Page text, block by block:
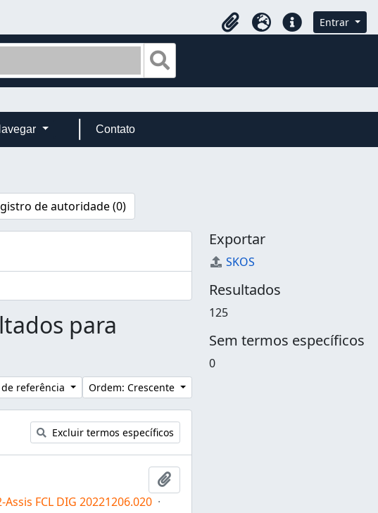
Área de Transferência
IdiomaAtalhos Entrar
Contato
de autoridade (0)
para
referência Ordem: Crescente
Excluir termos específicos
Adicionar a área de transferência
Assis FCL DIG 20221206.020 ·
Exportar
SKOS
Resultados
125
Sem termos específicos
0